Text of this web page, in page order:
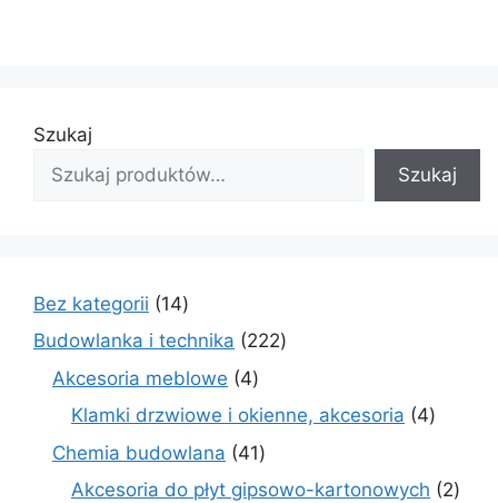
Szukaj
Szukaj
Bez kategorii 1414
produktów
Budowlanka i technika 222222
Akcesoria meblowe 44
produkty
Klamki drzwiowe i okienne, akcesoria 44
Chemia budowlana 4141
produktów
Akcesoria do płyt gipsowo-kartonowych 22